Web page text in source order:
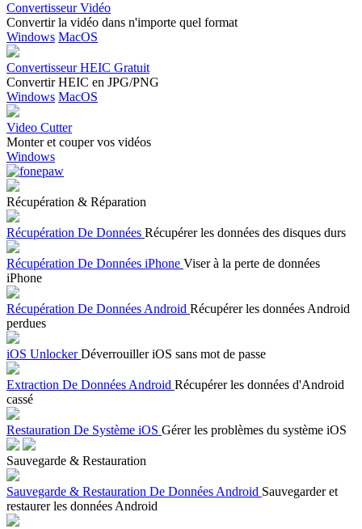
Convertisseur Vidéo
Convertir la vidéo dans n'importe quel format
Windows MacOS
Convertisseur HEIC Gratuit
Convertir HEIC en JPG/PNG
Windows MacOS
Video Cutter
Monter et couper vos vidéos
Windows
Récupération & Réparation
Récupération De Données Récupérer les données des disques durs
Récupération De Données iPhone Viser à la perte de données
iPhone
Récupération De Données Android Récupérer les données Android
perdues
iOS Unlocker Déverrouiller iOS sans mot de passe
Extraction De Données Android Récupérer les données d'Android
cassé
Restauration De Système iOS Gérer les problèmes du système iOS
Sauvegarde & Restauration
Sauvegarde & Restauration De Données Android Sauvegarder et
restaurer les données Android